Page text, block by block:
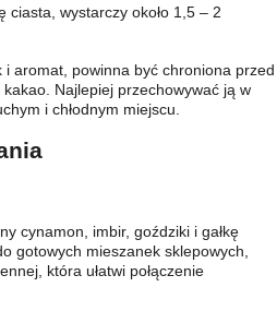
wystarczy około 1,5 – 2
i aromat, powinna być chroniona przed
Najlepiej przechowywać ją w
i chłodnym miejscu.
cynamon, imbir, goździki i gałkę
gotowych mieszanek sklepowych,
która ułatwi połączenie